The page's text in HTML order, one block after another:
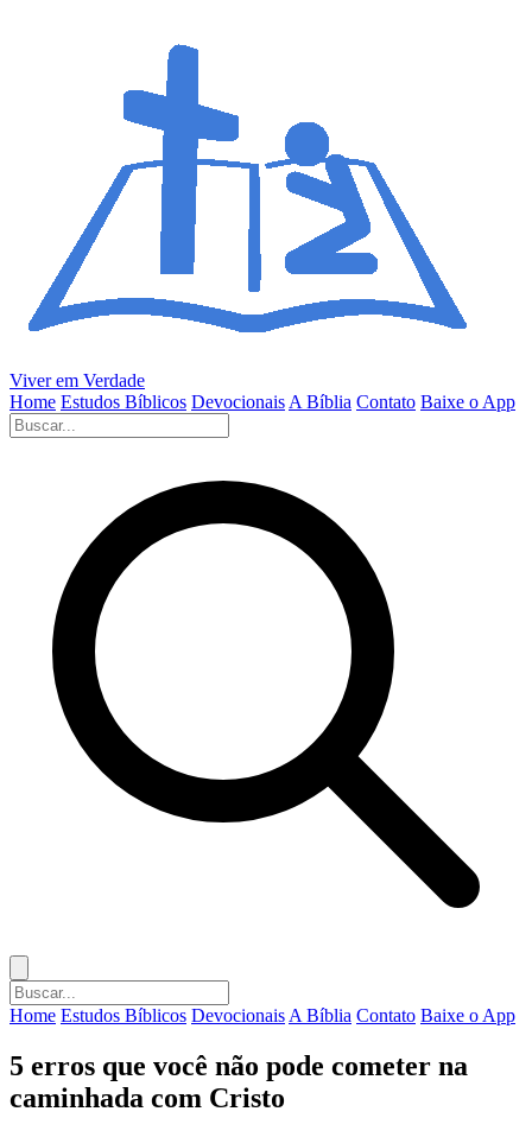
Viver em Verdade
Home Estudos Bíblicos Devocionais A Bíblia Contato Baixe o App
Home Estudos Bíblicos Devocionais A Bíblia Contato Baixe o App
5 erros que você não pode cometer na
caminhada com Cristo